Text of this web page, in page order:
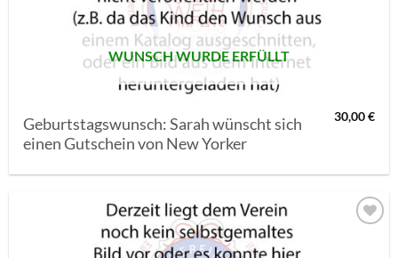
WUNSCH WURDE ERFÜLLT
Geburtstagswunsch: Sarah wünscht sich
einen Gutschein von New Yorker
30,00€